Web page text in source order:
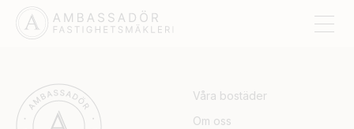
EKERÖ / ADELSÖ
Våra bostäder
Om oss